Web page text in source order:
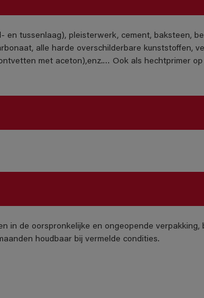
en tussenlaag), pleisterwerk, cement, baksteen,
alle harde overschilderbare kunststoffen,
met aceton),enz.… Ook als hechtprimer
in de oorspronkelijke en ongeopende verpakking,
houdbaar bij vermelde condities.